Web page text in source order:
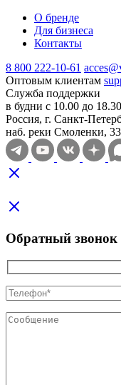
О бренде
Для бизнеса
Контакты
8 800 222-10-61
Оптовым клиентам
Служба поддержки
в будни с 10.00 до 18.30
Россия, г. Санкт-
наб. реки Смоленки,
Обратный звонок